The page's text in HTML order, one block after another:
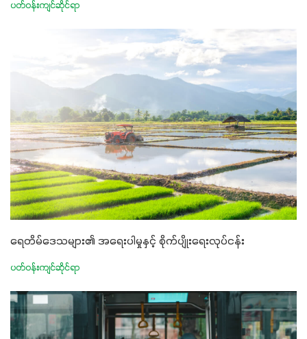
ပတ်ဝန်းကျင်ဆိုင်ရာ
ရေတိမ်ဒေသများ၏ အရေးပါမှုနှင့် စိုက်ပျိုးရေးလုပ်ငန်း
ပတ်ဝန်းကျင်ဆိုင်ရာ